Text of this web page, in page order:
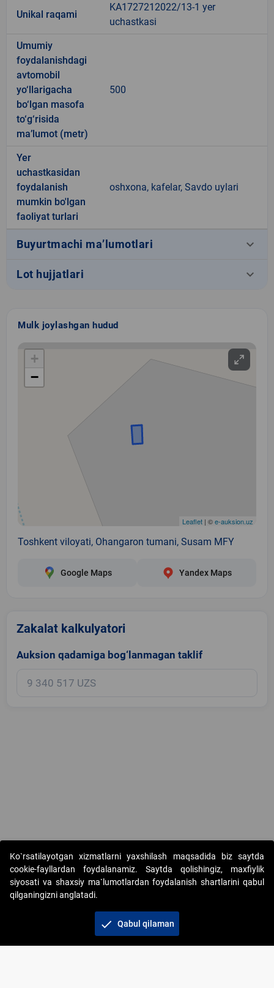
Unikal raqami
KA1727212022/13-1 yer
uchastkasi
Umumiy
foydalanishdagi
avtomobil
yo‘llarigacha
bo‘lgan masofa
to‘g‘risida
ma’lumot (metr)
500
Yer
uchastkasidan
foydalanish
mumkin bo'lgan
faoliyat turlari
oshxona, kafelar, Savdo uylari
Buyurtmachi ma’lumotlari keyboard_arrow_down
Lot hujjatlari keyboard_arrow_down
Mulk joylashgan hudud
+
−
Leaflet | ©e-auksion.uz
Toshkent viloyati, Ohangaron tumani, Susam MFY
Google Maps Yandex Maps
Zakalat kalkulyatori
Auksion qadamiga bog‘lanmagan taklif
Copyright © 2017-2026. "Elektron onlayn-auksionlarni tashkil etish"
AJ. Barcha huquqlar himoyalangan
+998 71 202-21-11
Ko`rsatilayotgan xizmatlarni yaxshilash maqsadida biz saytda
cookie-fayllardan foydalanamiz. Saytda qolishingiz, maxfiylik
siyosati va shaxsiy ma`lumotlardan foydalanish shartlarini qabul
qilganingizni anglatadi.
check Qabul qilaman